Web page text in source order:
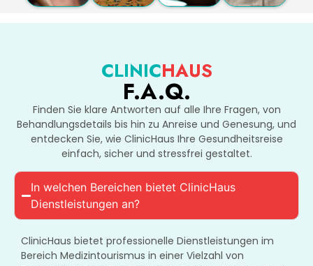
CLINICHAUS
F.A.Q.
Finden Sie klare Antworten auf alle Ihre Fragen, von
Behandlungsdetails bis hin zu Anreise und Genesung, und
entdecken Sie, wie ClinicHaus Ihre Gesundheitsreise
einfach, sicher und stressfrei gestaltet.
In welchen Bereichen bietet ClinicHaus
Dienstleistungen an?
ClinicHaus bietet professionelle Dienstleistungen im
Bereich Medizintourismus in einer Vielzahl von